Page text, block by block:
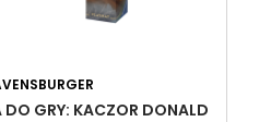
GRY: KACZOR DONALD